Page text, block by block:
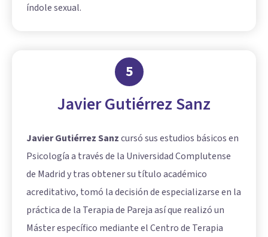
índole sexual.
5
Javier Gutiérrez Sanz
Javier Gutiérrez Sanzcursó sus estudios básicos en
Psicología a través de la Universidad Complutense
de Madrid y tras obtener su título académico
acreditativo, tomó la decisión de especializarse en la
práctica de la Terapia de Pareja así que realizó un
Máster específico mediante el Centro de Terapia